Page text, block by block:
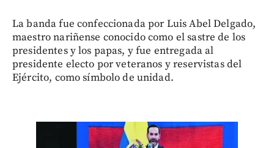
La banda fue confeccionada por Luis Abel Delgado,
maestro nariñense conocido como el sastre de los
presidentes y los papas, y fue entregada al
presidente electo por veteranos y reservistas del
Ejército, como símbolo de unidad.